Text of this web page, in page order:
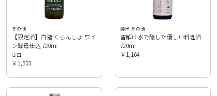
その他
【限定酒】白瀧 くらんしょ ワイ
ン酵母仕込 720ml
甘口
￥1,500
純米 その他
雪解け水で醸した優しい料理酒
720ml
￥1,164